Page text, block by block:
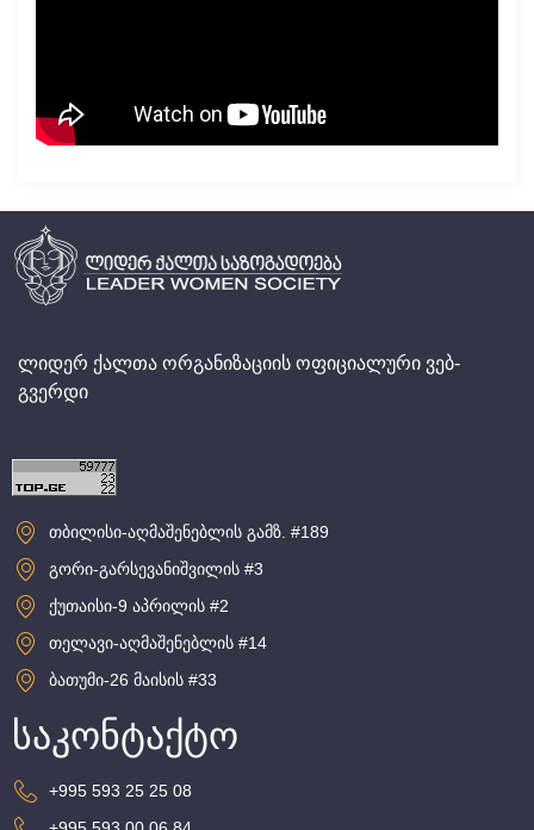
ლიდერ ქალთა ორგანიზაციის ოფიციალური ვებ-
გვერდი
თბილისი-აღმაშენებლის გამზ. #189
გორი-გარსევანიშვილის #3
ქუთაისი-9 აპრილის #2
თელავი-აღმაშენებლის #14
ბათუმი-26 მაისის #33
საკონტაქტო
+995 593 25 25 08